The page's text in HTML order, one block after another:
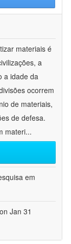
materiais é
a
a idade da
ocorrem
de materiais,
de defesa.
materi...
em
Jan 31